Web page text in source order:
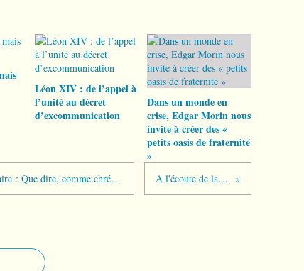
Léon XIV : de l’appel à
l’unité au décret
d’excommunication
Dans un monde en
crise, Edgar Morin nous
invite à créer des «
petits oasis de fraternité
»
Les premières réponses à notre questionnaire : Que dire, comme chrétiens, face à la montée des partis nationalistes ? A l'écoute de la Parole de Dieu